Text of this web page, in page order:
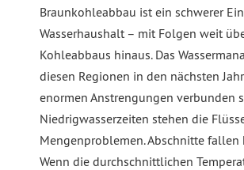
Braunkohleabbau ist ein schwerer
Wasserhaushalt – mit Folgen weit
Kohleabbaus hinaus. Das
diesen Regionen in den nächsten
enormen Anstrengungen verbunden
Niedrigwasserzeiten stehen die
Mengenproblemen. Abschnitte
Wenn die durchschnittlichen